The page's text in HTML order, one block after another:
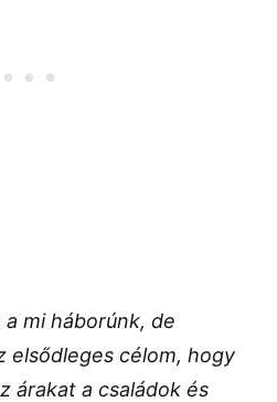
a mi háborúnk, de
elsődleges célom, hogy
árakat a családok és